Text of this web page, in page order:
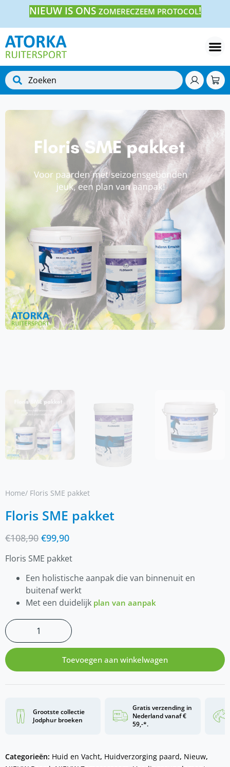
NIEUW IS ONS ZOMERECZEEM PROTOCOL!
Home/ Floris SME pakket
Floris SME pakket
€108,90 €99,90
Floris SME pakket
Een holistische aanpak die van binnenuit en
buitenaf werkt
Met een duidelijk plan van aanpak
Toevoegen aan winkelwagen
Grootste collectie
Jodphur broeken
Gratis verzending in
Nederland vanaf €
59,-*.
Categorieën: Huid en Vacht, Huidverzorging paard, Nieuw,